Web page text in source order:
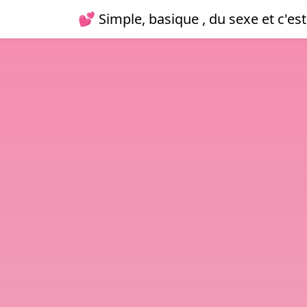
💕 Simple, basique , du sexe et